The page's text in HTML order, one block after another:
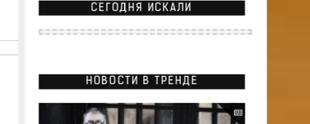
СЕГОДНЯ ИСКАЛИ
НОВОСТИ В ТРЕНДЕ